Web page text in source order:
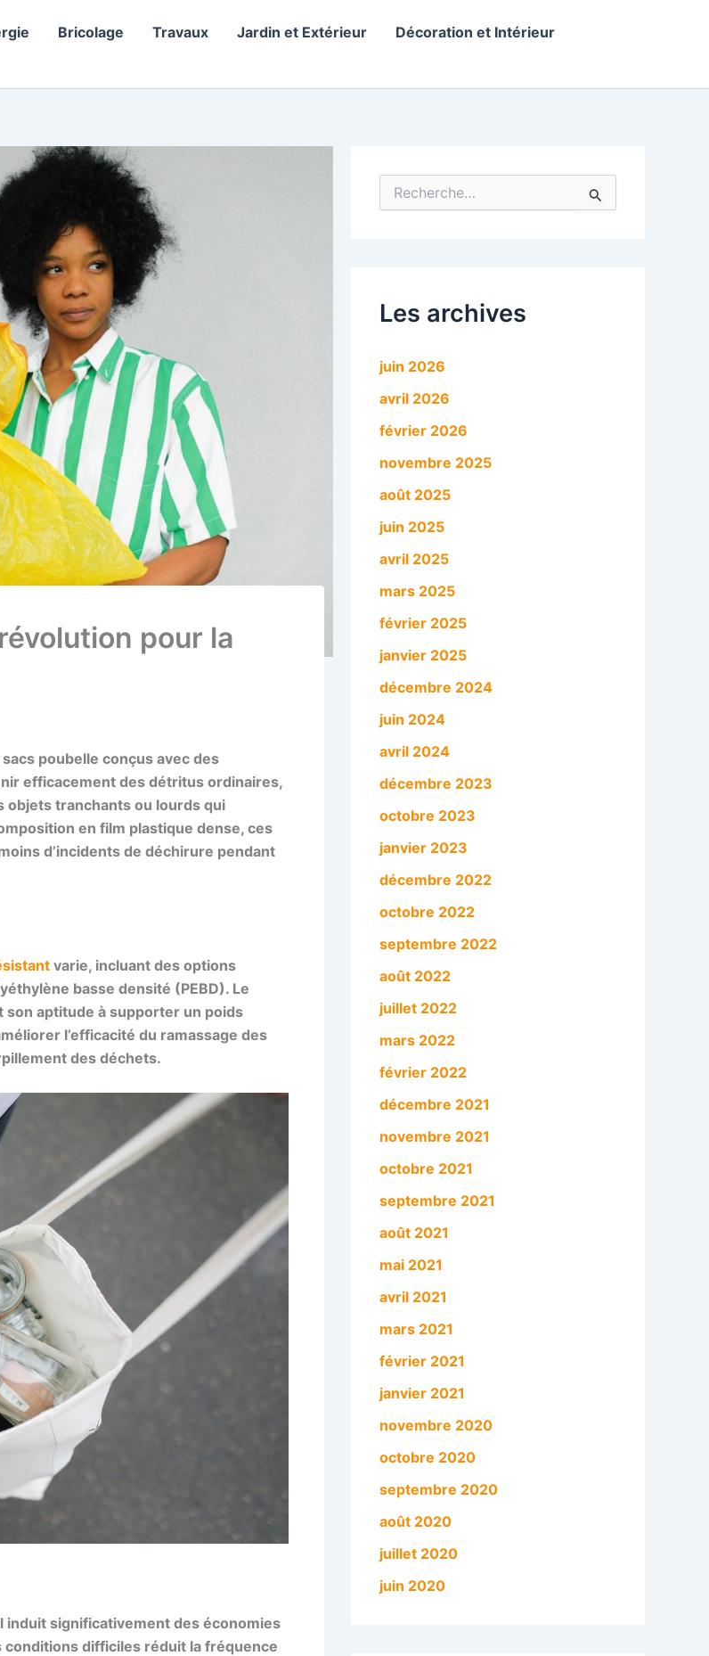
Bricolage Travaux Jardin et Extérieur
Décoration et Intérieur
pour la
poubelle conçus avec des
efficacement des détritus ordinaires,
objets tranchants ou lourds qui
en film plastique dense, ces
d’incidents de déchirure pendant
varie, incluant des options
basse densité (PEBD). Le
son aptitude à supporter un poids
l’efficacité du ramassage des
des déchets.
induit significativement des économies
conditions difficiles réduit la fréquence
h
e
:
Les archives
juin 2026
avril 2026
février 2026
novembre 2025
août 2025
juin 2025
avril 2025
mars 2025
février 2025
janvier 2025
décembre 2024
juin 2024
avril 2024
décembre 2023
octobre 2023
janvier 2023
décembre 2022
octobre 2022
septembre 2022
août 2022
juillet 2022
mars 2022
février 2022
décembre 2021
novembre 2021
octobre 2021
septembre 2021
août 2021
mai 2021
avril 2021
mars 2021
février 2021
janvier 2021
novembre 2020
octobre 2020
septembre 2020
août 2020
juillet 2020
juin 2020